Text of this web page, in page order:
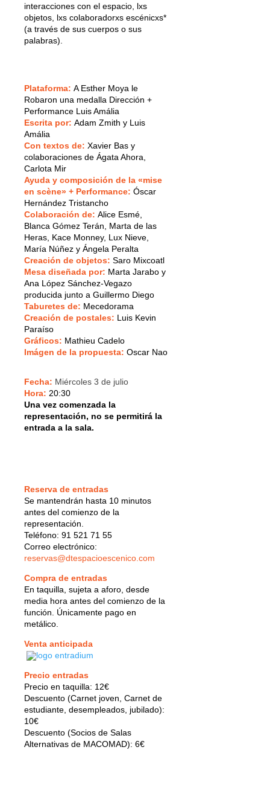
interacciones con el espacio, lxs
objetos, lxs colaboradorxs escénicxs*
(a través de sus cuerpos o sus
palabras).
Plataforma: A Esther Moya le
Robaron una medalla Dirección +
Performance Luis Amália
Escrita por: Adam Zmith y Luis
Amália
Con textos de: Xavier Bas y
colaboraciones de Ágata Ahora,
Carlota Mir
Ayuda y composición de la «mise
en scène» + Performance: Óscar
Hernández Tristancho
Colaboración de: Alice Esmé,
Blanca Gómez Terán, Marta de las
Heras, Kace Monney, Lux Nieve,
María Núñez y Ángela Peralta
Creación de objetos: Saro Mixcoatl
Mesa diseñada por: Marta Jarabo y
Ana López Sánchez-Vegazo
producida junto a Guillermo Diego
Taburetes de: Mecedorama
Creación de postales: Luis Kevin
Paraíso
Gráficos: Mathieu Cadelo
Imágen de la propuesta: Oscar Nao
Fecha: Miércoles 3 de julio
Hora: 20:30
Una vez comenzada la
representación, no se permitirá la
entrada a la sala.
Reserva de entradas
Se mantendrán hasta 10 minutos
antes del comienzo de la
representación.
Teléfono: 91 521 71 55
Correo electrónico:
reservas@dtespacioescenico.com
Compra de entradas
En taquilla, sujeta a aforo, desde
media hora antes del comienzo de la
función. Únicamente pago en
metálico.
Venta anticipada
Precio entradas
Precio en taquilla: 12€
Descuento (Carnet joven, Carnet de
estudiante, desempleados, jubilado):
10€
Descuento (Socios de Salas
Alternativas de MACOMAD): 6€